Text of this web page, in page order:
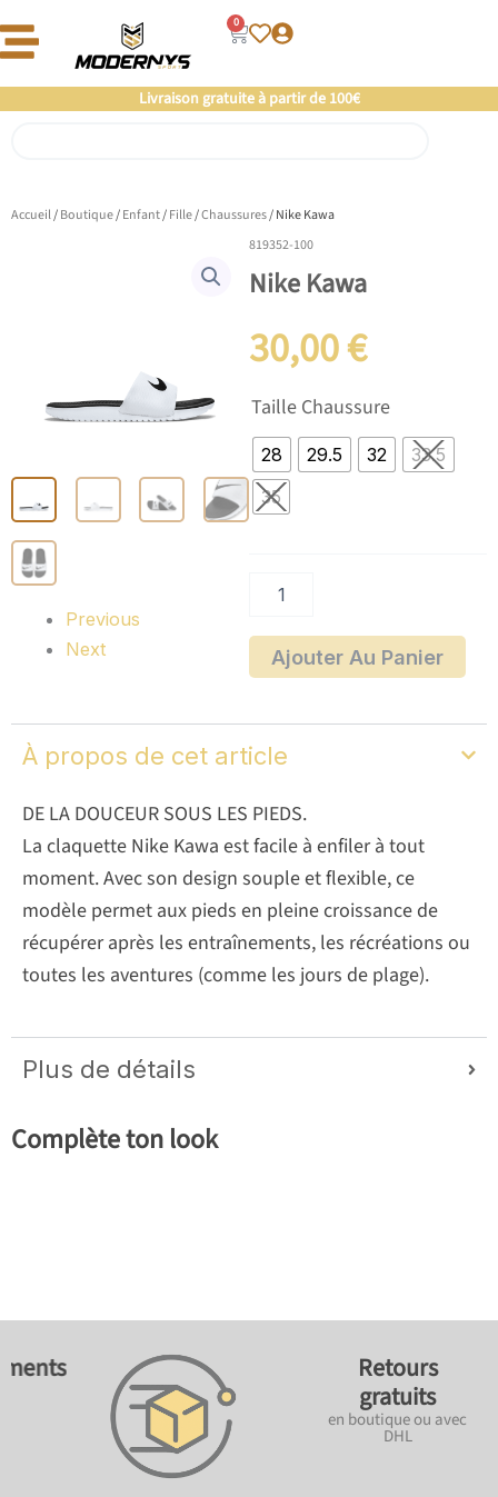
au
0
Panier
Livraison gratuite à partir de 100€
Offre un 🎁 Moderny’s : Coup de 💘 assuré
Accueil/Boutique/Enfant/Fille/Chaussures/ Nike Kawa
Previous
Next
819352-100
Nike Kawa
30,00€
Taille Chaussure
28 29.5 32
33.5
35
quantité
de
Nike
Kawa
Ajouter Au Panier
À propos de cet article
DE LA DOUCEUR SOUS LES PIEDS.
La claquette Nike Kawa est facile à enfiler à tout
moment. Avec son design souple et flexible, ce
modèle permet aux pieds en pleine croissance de
récupérer après les entraînements, les récréations ou
toutes les aventures (comme les jours de plage).
Plus de détails
Complète ton look
Retours
gratuits
en boutique ou avec
DHL